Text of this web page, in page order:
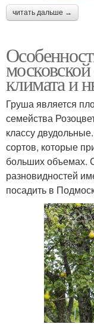
читать дальше →
климата и
Груша является
семейства
классу
сортов, которые
больших объемах.
разновидностей
посадить в